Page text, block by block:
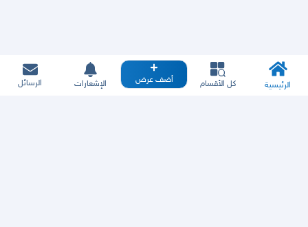
الرئيسية كل الأقسام أضف عرض الإشعارات الرسائل